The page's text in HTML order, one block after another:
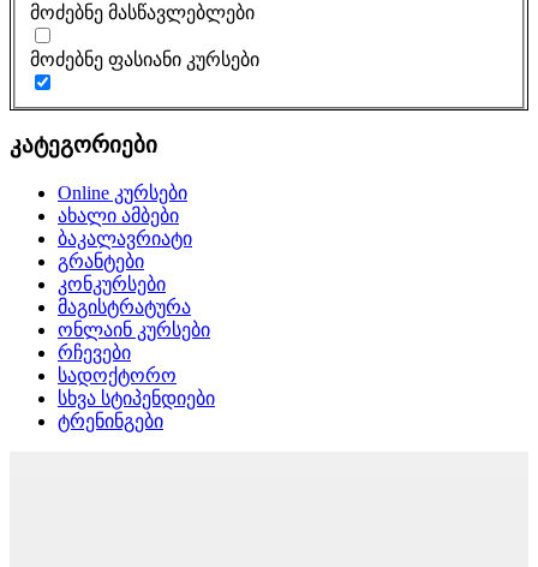
მოძებნე მასწავლებლები
მოძებნე ფასიანი კურსები
კატეგორიები
Online კურსები
ახალი ამბები
ბაკალავრიატი
გრანტები
კონკურსები
მაგისტრატურა
ონლაინ კურსები
რჩევები
სადოქტორო
სხვა სტიპენდიები
ტრენინგები